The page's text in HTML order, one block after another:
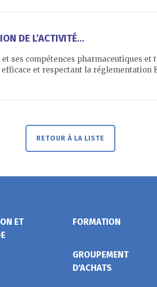
DE L’ACTIVITÉ...
ses compétences pharmaceutiques
et respectant la réglementation
RETOUR À LA LISTE
ET
FORMATION
GROUPEMENT
D'ACHATS